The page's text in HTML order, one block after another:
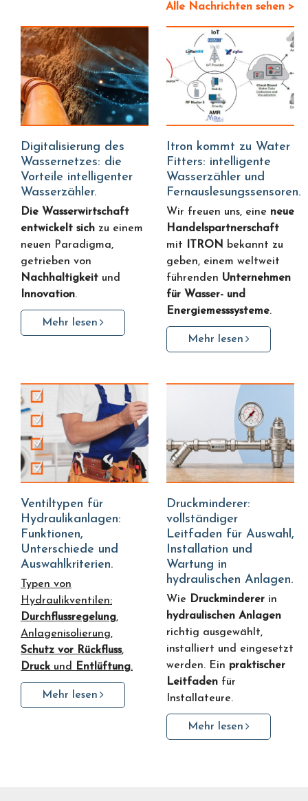
Alle Nachrichten sehen >
Digitalisierung des
Wassernetzes: die
Vorteile intelligenter
Wasserzähler.
Die Wasserwirtschaft
entwickelt sich zu einem
neuen Paradigma,
getrieben von
Nachhaltigkeit und
Innovation.
Mehr lesen
Itron kommt zu Water
Fitters: intelligente
Wasserzähler und
Fernauslesungssensoren.
Wir freuen uns, eine neue
Handelspartnerschaft
mit
ITRON bekannt zu
geben, einem weltweit
führenden Unternehmen
für Wasser- und
Energiemesssysteme.
Mehr lesen
Ventiltypen für
Hydraulikanlagen:
Funktionen,
Unterschiede und
Auswahlkriterien.
Typen von
Hydraulikventilen:
Durchflussregelung,
Anlagenisolierung,
Schutz vor Rückfluss,
Druck und Entlüftung.
Mehr lesen
Druckminderer:
vollständiger
Leitfaden für Auswahl,
Installation und
Wartung in
hydraulischen Anlagen.
Wie Druckminderer in
hydraulischen Anlagen
richtig ausgewählt,
installiert und eingesetzt
werden. Ein praktischer
Leitfaden für
Installateure.
Mehr lesen